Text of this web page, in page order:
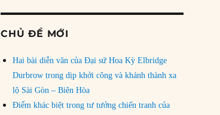
CHỦ ĐỀ MỚI
Hai bài diễn văn của Đại sứ Hoa Kỳ Elbridge
Durbrow trong dịp khởi công và khánh thành xa
lộ Sài Gòn – Biên Hòa
Điểm khác biệt trong tư tưởng chiến tranh của